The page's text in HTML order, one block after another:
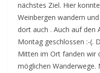
nächstes Ziel. Hier
Weinbergen wandern
dort auch . Auch auf den
Montag geschlossen :-(.
Mitten im Ort fanden wir
möglichen Wanderwege.